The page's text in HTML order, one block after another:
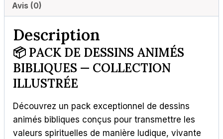
Avis (0)
Description
📦 PACK DE DESSINS ANIMÉS
BIBLIQUES — COLLECTION
ILLUSTRÉE
Découvrez un pack exceptionnel de dessins
animés bibliques conçus pour transmettre les
valeurs spirituelles de manière ludique, vivante